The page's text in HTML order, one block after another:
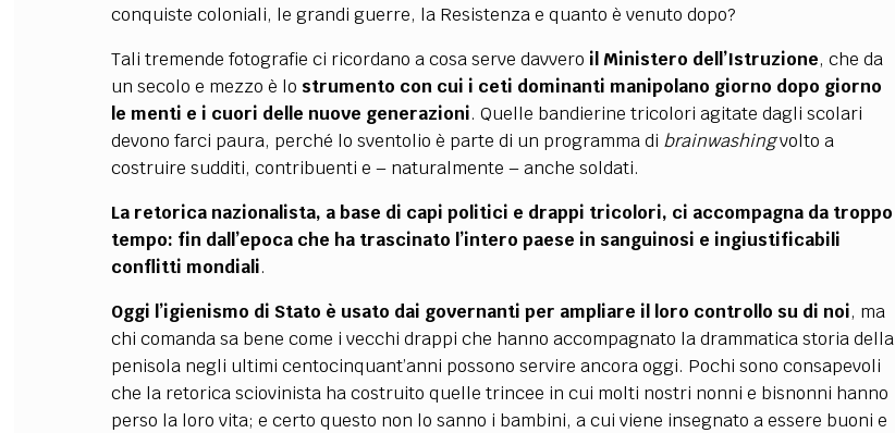
conquiste coloniali, le grandi guerre, la Resistenza e quanto è venuto dopo?
Tali tremende fotografie ci ricordano a cosa serve davvero il Ministero dell’Istruzione, che da
un secolo e mezzo è lo strumento con cui i ceti dominanti manipolano giorno dopo giorno
le menti e i cuori delle nuove generazioni. Quelle bandierine tricolori agitate dagli scolari
devono farci paura, perché lo sventolio è parte di un programma di brainwashingvolto a
costruire sudditi, contribuenti e – naturalmente – anche soldati.
La retorica nazionalista, a base di capi politici e drappi tricolori, ci accompagna da troppo
tempo: fin dall’epoca che ha trascinato l’intero paese in sanguinosi e ingiustificabili
conflitti mondiali.
Oggi l’igienismo di Stato è usato dai governanti per ampliare il loro controllo su di noi, ma
chi comanda sa bene come i vecchi drappi che hanno accompagnato la drammatica storia della
penisola negli ultimi centocinquant’anni possono servire ancora oggi. Pochi sono consapevoli
che la retorica sciovinista ha costruito quelle trincee in cui molti nostri nonni e bisnonni hanno
perso la loro vita; e certo questo non lo sanno i bambini, a cui viene insegnato a essere buoni e